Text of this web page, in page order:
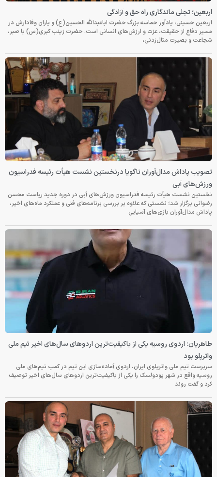
اربعین؛ تجلی ماندگاری راه حق و آزادگی
اربعین حسینی، یادآور حماسه بزرگ حضرت اباعبدالله الحسین(ع) و یاران وفادارش در
مسیر دفاع از حقیقت، عزت و ارزش‌های انسانی است. حضرت زینب کبری(س) با صبر،
شجاعت و بصیرت مثال‌زدنی،
تصویب پاداش مدال‌آوران ناگویا درنخستین نشست هیأت رئیسه فدراسیون
ورزش‌های آبی
نخستین نشست هیأت رئیسه فدراسیون ورزش‌های آبی در دوره جدید ریاست محسن
رضوانی برگزار شد؛ نشستی که علاوه بر بررسی برنامه‌های فنی و عملکرد ماه‌های اخیر،
پاداش مدال‌آوران بازی‌های آسیایی
طاهریان: اردوی روسیه یکی از باکیفیت‌ترین اردوهای سال‌های اخیر تیم ملی
واترپلو بود
سرپرست تیم ملی واترپلوی ایران، اردوی آماده‌سازی این تیم در کمپ تیم‌های ملی
روسیه واقع در شهر پودولسک را یکی از باکیفیت‌ترین اردوهای سال‌های اخیر توصیف
کرد و گفت روند